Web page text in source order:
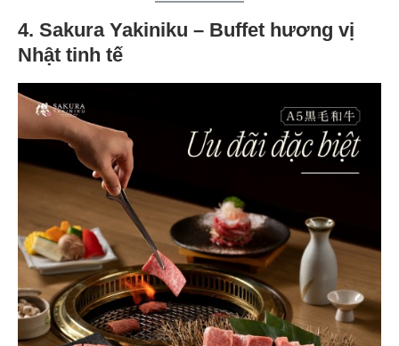
4. Sakura Yakiniku – Buffet hương vị
Nhật tinh tế